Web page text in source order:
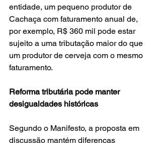
entidade, um pequeno produtor de
Cachaça com faturamento anual de,
por exemplo, R$ 360 mil pode estar
sujeito a uma tributação maior do que
um produtor de cerveja com o mesmo
faturamento.
Reforma tributária pode manter
desigualdades históricas
Segundo o Manifesto, a proposta em
discussão mantém diferenças